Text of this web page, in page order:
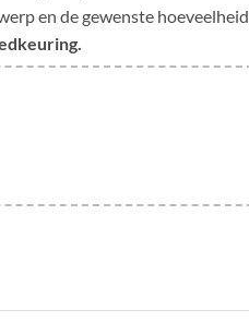
en de gewenste hoeveelheid.